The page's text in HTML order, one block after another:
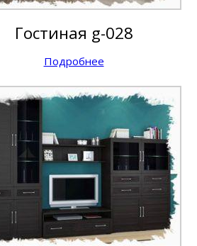
Гостиная g-028
Подробнее